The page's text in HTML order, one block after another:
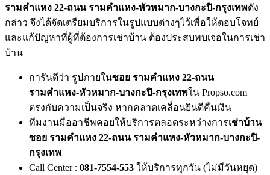
รามคำแหง 22-ถนน รามคำแหง-หัวหมาก-บางกะปิ-กรุงเทพดัง
กล่าว จึงได้จัดเตรียมบริการในรูปแบบต่างๆไว้เพื่อให้ตอบโจทย์
และแก้ปัญหาที่ผู้ที่ต้องการเช่าบ้าน ต้องประสบพบเจอในการเช่า
บ้าน
การันตีว่า รูปภายในซอย รามคำแหง 22-ถนน
รามคำแหง-หัวหมาก-บางกะปิ-กรุงเทพใน Propso.com
ตรงกับความเป็นจริง หากคลาดเคลื่อนยินดีคืนเงิน
ทีมงานมืออาชีพคอยให้บริการตลอดระหว่างการเช่าบ้าน
ซอย รามคำแหง 22-ถนน รามคำแหง-หัวหมาก-บางกะปิ-
กรุงเทพ
Call Center : 081-7554-553 ให้บริการทุกวัน (ไม่มีวันหยุด)